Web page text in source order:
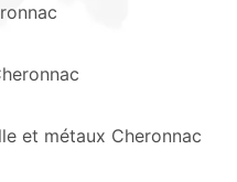
et métaux Cheronnac